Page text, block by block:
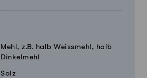
Mehl, z.B. halb Weissmehl, halb
Dinkelmehl
Salz